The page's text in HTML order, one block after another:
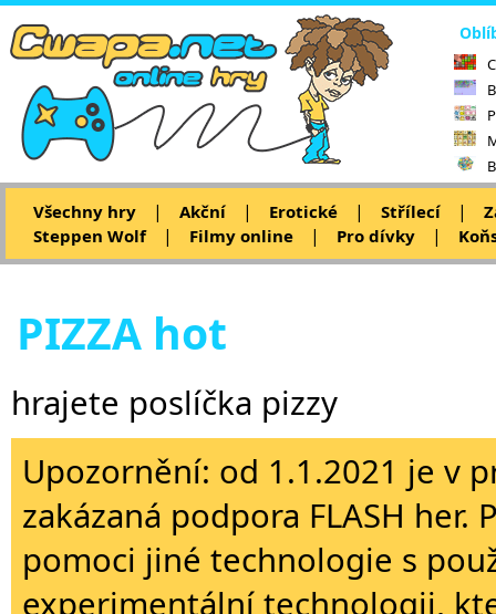
Všechny hry | Akční | Erotické | Střílecí |
Steppen Wolf
| Filmy online | Pro dívky |
PIZZA hot
hrajete poslíčka pizzy
Upozornění: od 1.1.2021 je v
zakázaná podpora FLASH
pomoci jiné technologie s
experimentální technologii,